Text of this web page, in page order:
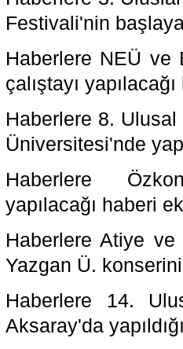
Festivali'nin
Haberlere NEÜ ve
çalıştayı
Haberlere 8. Ulusal
Üniversitesi'nde
Haberlere
yapılacağı haberi
Haberlere Atiye ve
Yazgan Ü.
Haberlere 14.
Aksaray'da